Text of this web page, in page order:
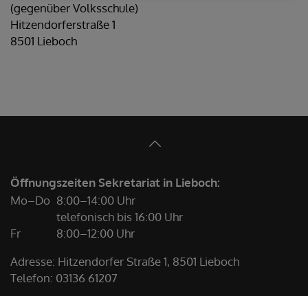
(gegenüber Volksschule)
Hitzendorferstraße 1
8501 Lieboch
Öffnungszeiten Sekretariat in Lieboch:
Mo–Do 8:00–14:00 Uhr
telefonisch bis 16:00 Uhr
Fr
8:00–12:00 Uhr
Adresse: Hitzendorfer Straße 1, 8501 Lieboch
Telefon: 03136 61207